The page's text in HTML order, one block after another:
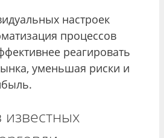
настроек
процессов
реагировать
уменьшая риски и